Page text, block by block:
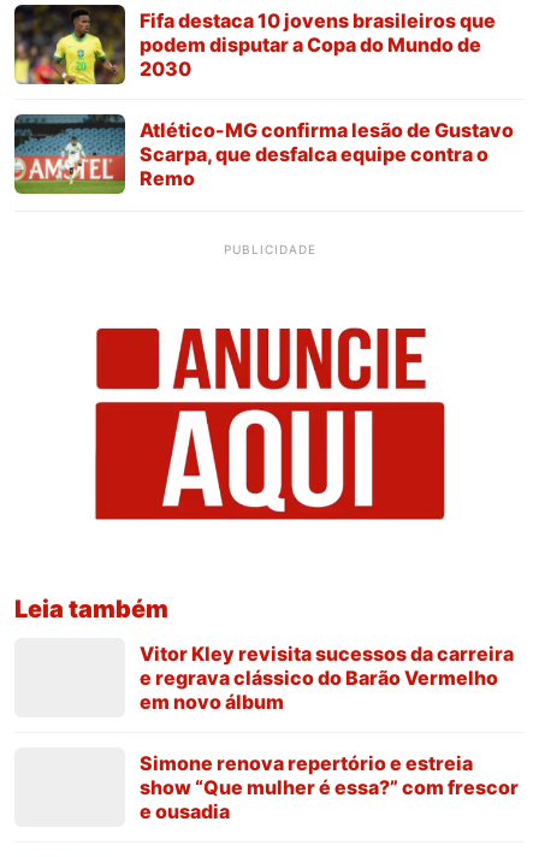
Fifa destaca 10 jovens brasileiros que
podem disputar a Copa do Mundo de
2030
Atlético-MG confirma lesão de Gustavo
Scarpa, que desfalca equipe contra o
Remo
PUBLICIDADE
Leia também
Vitor Kley revisita sucessos da carreira
e regrava clássico do Barão Vermelho
em novo álbum
Simone renova repertório e estreia
show “Que mulher é essa?” com frescor
e ousadia